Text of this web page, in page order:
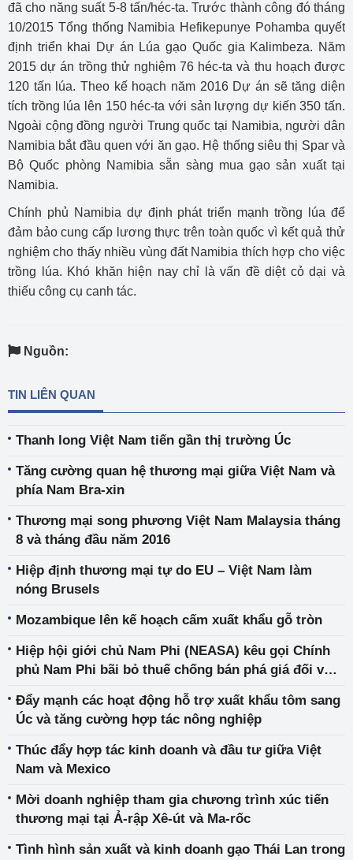
đã cho năng suất 5-8 tấn/héc-ta. Trước thành công đó tháng
10/2015 Tổng thống Namibia Hefikepunye Pohamba quyết
định triển khai Dự án Lúa gạo Quốc gia Kalimbeza. Năm
2015 dự án trồng thử nghiệm 76 héc-ta và thu hoạch được
120 tấn lúa. Theo kế hoạch năm 2016 Dự án sẽ tăng diện
tích trồng lúa lên 150 héc-ta với sản lượng dự kiến 350 tấn.
Ngoài cộng đồng người Trung quốc tại Namibia, người dân
Namibia bắt đầu quen với ăn gạo. Hệ thống siêu thị Spar và
Bộ Quốc phòng Namibia sẵn sàng mua gạo sản xuất tại
Namibia.
Chính phủ Namibia dự định phát triển mạnh trồng lúa để
đảm bảo cung cấp lương thực trên toàn quốc vì kết quả thử
nghiệm cho thấy nhiều vùng đất Namibia thích hợp cho việc
trồng lúa. Khó khăn hiện nay chỉ là vấn đề diệt cỏ dại và
thiếu công cụ canh tác.
Nguồn:
TIN LIÊN QUAN
Thanh long Việt Nam tiến gần thị trường Úc
Tăng cường quan hệ thương mại giữa Việt Nam và
phía Nam Bra-xin
Thương mại song phương Việt Nam Malaysia tháng
8 và tháng đầu năm 2016
Hiệp định thương mại tự do EU – Việt Nam làm
nóng Brusels
Mozambique lên kế hoạch cấm xuất khẩu gỗ tròn
Hiệp hội giới chủ Nam Phi (NEASA) kêu gọi Chính
phủ Nam Phi bãi bỏ thuế chống bán phá giá đối với
Đẩy mạnh các hoạt động hỗ trợ xuất khẩu tôm sang
Úc và tăng cường hợp tác nông nghiệp
Thúc đẩy hợp tác kinh doanh và đầu tư giữa Việt
Nam và Mexico
Mời doanh nghiệp tham gia chương trình xúc tiến
thương mại tại Ả-rập Xê-út và Ma-rốc
Tình hình sản xuất và kinh doanh gạo Thái Lan trong